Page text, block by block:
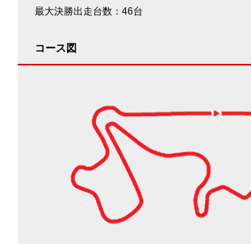
最大決勝出走台数：46台
コース図